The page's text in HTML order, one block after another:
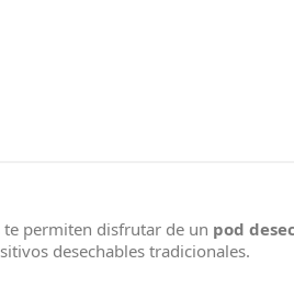
te permiten disfrutar de un pod
desechables tradicionales.